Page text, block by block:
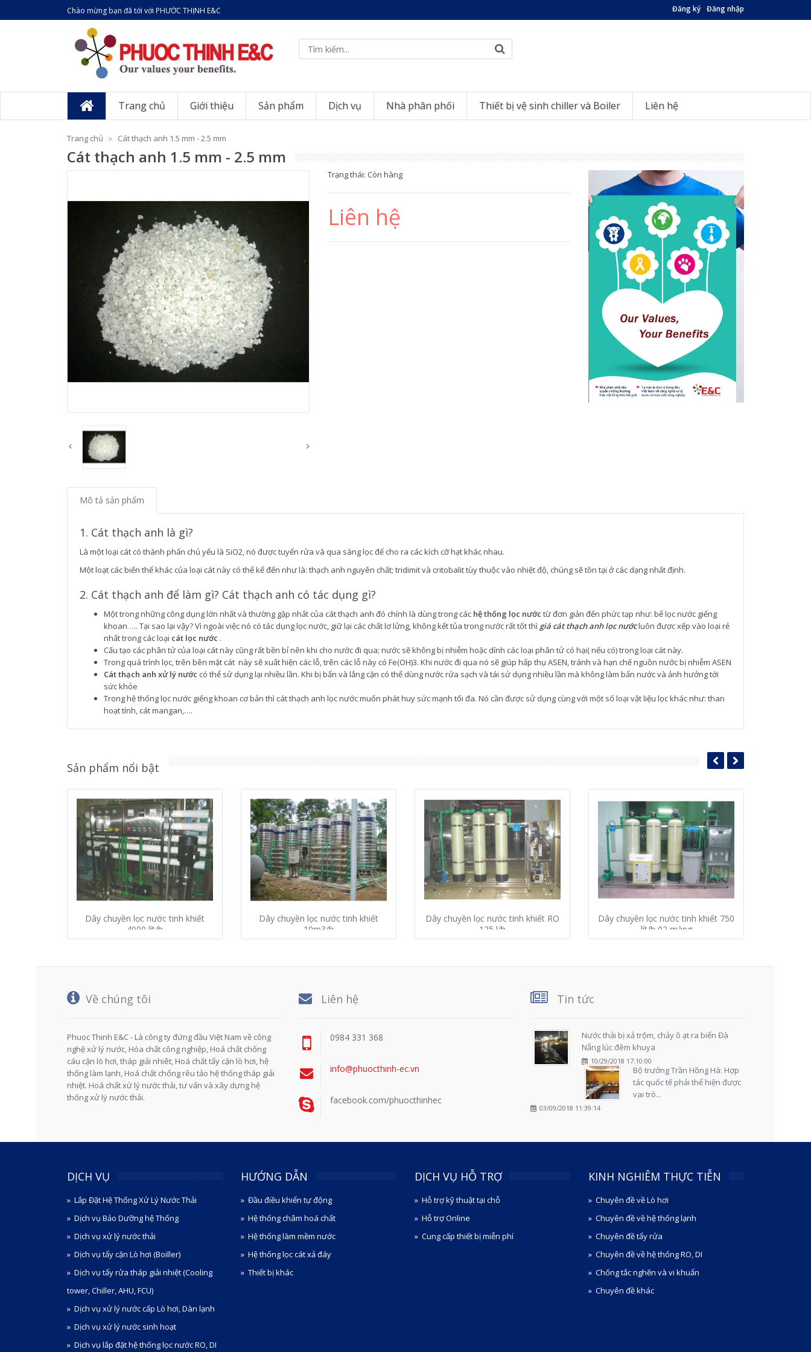
Chào mừng bạn đã tới với PHƯỚC THỊNH E&C Đăng ký Đăng nhập
Trang chủ Giới thiệu Sản phẩm Dịch vụ Nhà phân phối Thiết bị vệ sinh chiller và Boiler Liên hệ
Trang chủ Cát thạch anh 1.5 mm - 2.5 mm
Cát thạch anh 1.5 mm - 2.5 mm
Trạng thái: Còn hàng
Liên hệ
Mô tả sản phẩm
1. Cát thạch anh là gì?
Là một loại cát có thành phấn chủ yếu là SiO2, nó được tuyển rửa và qua sàng lọc để cho ra các kích cỡ hạt khác nhau.
Một loạt các biến thể khác của loại cát này có thể kể đến như là: thạch anh nguyên chất; tridimit và critobalit tùy thuộc vào nhiệt độ, chúng sẽ tồn tại ở các dạng nhất định.
2. Cát thạch anh để làm gì? Cát thạch anh có tác dụng gì?
Một trong những công dụng lớn nhất và thường gặp nhất của cát thạch anh đó chính là dùng trong các hệ thống lọc nước từ đơn giản đến phức tạp như: bể lọc nước giếng
khoan …. Tại sao lại vậy? Vì ngoài việc nó có tác dụng lọc nước, giữ lại các chất lơ lửng, không kết tủa trong nước rất tốt thì giá cát thạch anh lọc nướcluôn được xếp vào loại rẻ
nhất trong các loại cát lọc nước .
Cấu tạo các phân tử của loại cát này cũng rất bền bỉ nên khi cho nước đi qua; nước sẽ không bị nhiễm hoặc dính các loại phân tử có hại( nếu có) trong loại cát này.
Trong quá trình lọc, trên bên mặt cát này sẽ xuất hiện các lỗ, trên các lỗ này có Fe(OH)3. Khi nước đi qua nó sẽ giúp hấp thụ ASEN, tránh và hạn chế nguồn nước bị nhiễm ASEN
Cát thạch anh xử lý nước có thể sử dụng lại nhiều lần. Khi bị bẩn và lắng cặn có thể dùng nước rửa sạch và tái sử dụng nhiều lần mà không làm bẩn nước và ảnh hưởng tới
sức khỏe
Trong hệ thống lọc nước giếng khoan cơ bản thì cát thạch anh lọc nước muốn phát huy sức mạnh tối đa. Nó cần được sử dụng cùng với một số loại vật liệu lọc khác như: than
hoạt tính, cát mangan,….
Sản phẩm nổi bật
Dây chuyền lọc nước tinh khiết
4000 lít/h
Dây chuyền lọc nước tinh khiết
10m3/h
Dây chuyền lọc nước tinh khiết RO
125 l/h
Dây chuyền lọc nước tinh khiết 750
lít/h 02 màng
Về chúng tôi
Phuoc Thinh E&C - Là công ty đứng đầu Việt Nam về công
nghệ xử lý nước, Hóa chất công nghiệp, Hoá chất chống
cáu cặn lò hơi, tháp giải nhiêt, Hoá chất tẩy cặn lò hơi, hệ
thống làm lạnh, Hoá chất chống rêu tảo hệ thống tháp giải
nhiệt. Hoá chất xử lý nước thải, tư vấn và xây dựng hệ
thống xử lý nước thải.
Liên hệ
0984 331 368
info@phuocthinh-ec.vn
facebook.com/phuocthinhec
Tin tức
Nước thải bị xả trộm, chảy ồ ạt ra biển Đà
Nẵng lúc đêm khuya
10/29/2018 17:10:00
Bộ trưởng Trần Hồng Hà: Hợp
tác quốc tế phải thể hiện được
vai trò...
03/09/2018 11:39:14
DỊCH VỤ
Lắp Đặt Hệ Thống Xử Lý Nước Thải
Dịch vụ Bảo Dưỡng hệ Thống
Dịch vụ xử lý nước thải
Dịch vụ tẩy cặn Lò hơi (Boiller)
Dịch vụ tẩy rửa tháp giải nhiệt (Cooling
tower, Chiller, AHU, FCU)
Dịch vụ xử lý nước cấp Lò hơi, Dàn lạnh
Dịch vụ xử lý nước sinh hoạt
Dịch vụ lắp đặt hệ thống lọc nước RO, DI
HƯỚNG DẪN
Đầu điều khiển tự động
Hệ thống châm hoá chất
Hệ thống làm mềm nước
Hệ thống lọc cát xả đáy
Thiết bị khác
DỊCH VỤ HỖ TRỢ
Hỗ trợ kỹ thuật tại chỗ
Hỗ trợ Online
Cung cấp thiết bị miễn phí
KINH NGHIÊM THỰC TIỄN
Chuyên đề về Lò hơi
Chuyên đề về hệ thống lạnh
Chuyên đề tẩy rửa
Chuyên đề về hệ thống RO, DI
Chống tắc nghẽn và vi khuẩn
Chuyên đề khác